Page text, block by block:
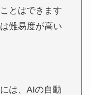
とはできます
難易度が高い
は、AIの自動